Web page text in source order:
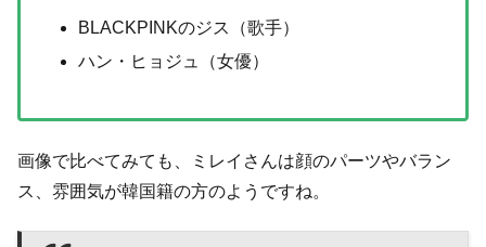
BLACKPINKのジス（歌手）
ハン・ヒョジュ（女優）
画像で比べてみても、ミレイさんは顔のパーツやバラン
ス、雰囲気が韓国籍の方のようですね。